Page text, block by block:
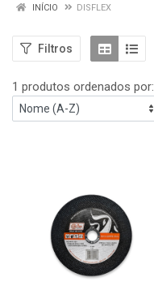
INÍCIO DISFLEX
Filtros
1 produtos ordenados por: